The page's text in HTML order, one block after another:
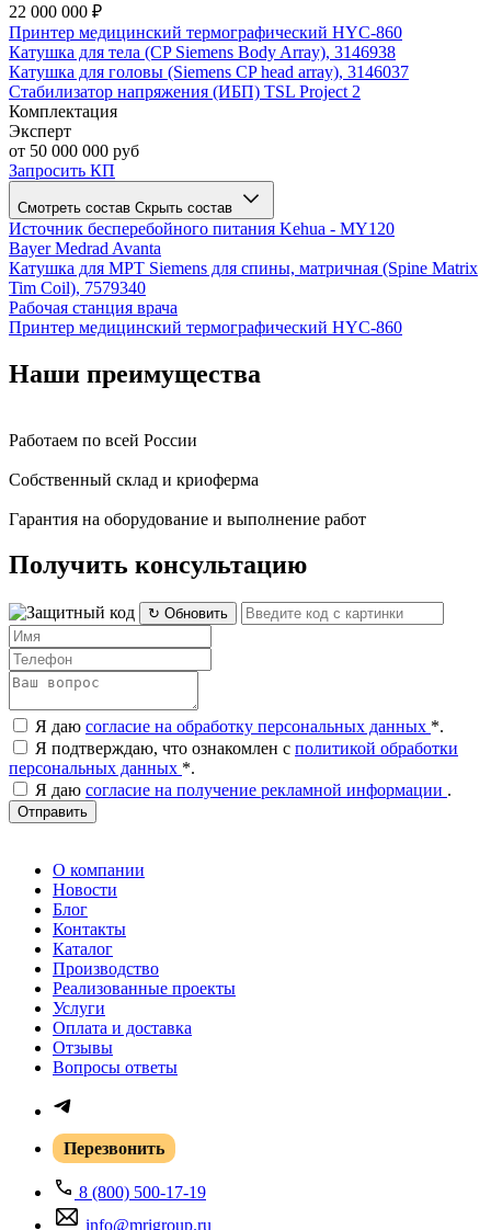
22 000 000 ₽
Принтер медицинский термографический HYC-860
Катушка для тела (CP Siemens Body Array), 3146938
Катушка для головы (Siemens CP head array), 3146037
Стабилизатор напряжения (ИБП) TSL Project 2
Комплектация
Эксперт
от 50 000 000 руб
Запросить КП
Смотреть состав Скрыть состав
Источник бесперебойного питания Kehua - MY120
Bayer Medrad Avanta
Катушка для МРТ Siemens для спины, матричная (Spine Matrix
Tim Coil), 7579340
Рабочая станция врача
Принтер медицинский термографический HYC-860
Наши преимущества
Работаем по всей России
Собственный склад и криоферма
Гарантия на оборудование и выполнение работ
Получить консультацию
↻ Обновить
Я даю согласие на обработку персональных данных *.
Я подтверждаю, что ознакомлен с политикой обработки
персональных данных *.
Я даю согласие на получение рекламной информации .
Отправить
О компании
Новости
Блог
Контакты
Каталог
Производство
Реализованные проекты
Услуги
Оплата и доставка
Отзывы
Вопросы ответы
Перезвонить
8 (800) 500-17-19
info@mrigroup.ru